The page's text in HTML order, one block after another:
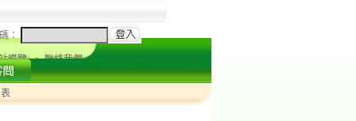
：
導覽 聯絡我們